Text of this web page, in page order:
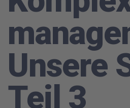
Unsere
Teil 3